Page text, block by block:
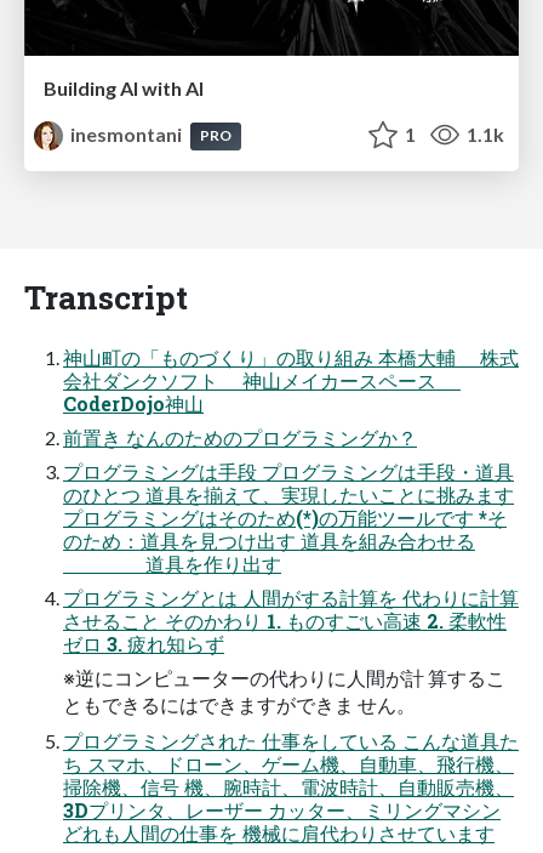
Building AI with AI
inesmontani
PRO 1 1.1k
Transcript
神山町の「ものづくり」の取り組み 本橋大輔 株式
会社ダンクソフト 神山メイカースペース
CoderDojo神山
前置き なんのためのプログラミングか？
プログラミングは手段 プログラミングは手段・道具
のひとつ 道具を揃えて、実現したいことに挑みます
プログラミングはそのため(*)の万能ツールです *そ
のため：道具を見つけ出す 道具を組み合わせる
道具を作り出す
プログラミングとは 人間がする計算を 代わりに計算
させること そのかわり 1. ものすごい高速 2. 柔軟性
ゼロ 3. 疲れ知らず
※逆にコンピューターの代わりに人間が計 算するこ
ともできるにはできますができま せん。
プログラミングされた 仕事をしている こんな道具た
ち スマホ、ドローン、ゲーム機、自動車、飛行機、
掃除機、信号 機、腕時計、電波時計、自動販売機、
3Dプリンタ、レーザー カッター、ミリングマシン
どれも人間の仕事を 機械に肩代わりさせています